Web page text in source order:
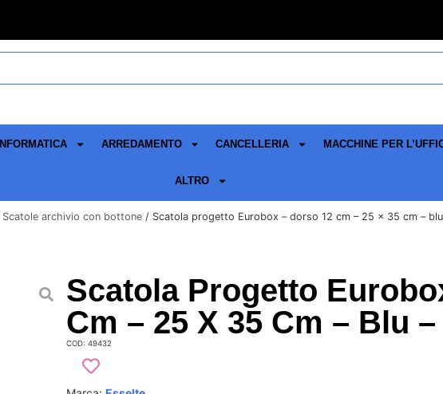
INFORMATICA ARREDAMENTO CANCELLERIA MACCHINE PER
ALTRO
Scatole archivio con bottone / Scatola progetto Eurobox – dorso 12 cm – 25 x 35 cm –
Scatola Progetto
Cm – 25 X 35 Cm – Blu
COD: 49432